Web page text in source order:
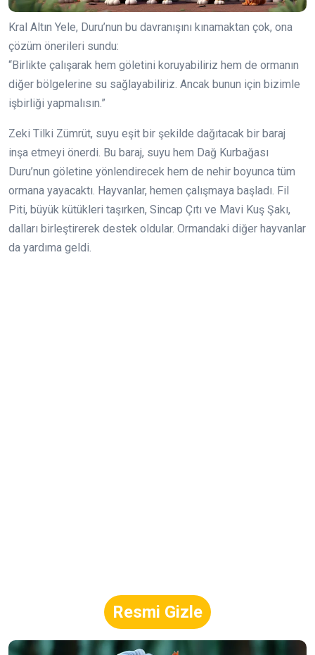
Kral Altın Yele, Duru’nun bu davranışını kınamaktan çok, ona
çözüm önerileri sundu:
“Birlikte çalışarak hem göletini koruyabiliriz hem de ormanın
diğer bölgelerine su sağlayabiliriz. Ancak bunun için bizimle
işbirliği yapmalısın.”
Zeki Tilki Zümrüt, suyu eşit bir şekilde dağıtacak bir baraj
inşa etmeyi önerdi. Bu baraj, suyu hem Dağ Kurbağası
Duru’nun göletine yönlendirecek hem de nehir boyunca tüm
ormana yayacaktı. Hayvanlar, hemen çalışmaya başladı. Fil
Piti, büyük kütükleri taşırken, Sincap Çıtı ve Mavi Kuş Şakı,
dalları birleştirerek destek oldular. Ormandaki diğer hayvanlar
da yardıma geldi.
Resmi Gizle